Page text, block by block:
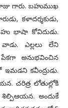
గారు. బహుముఖ
కళాదర్శకుడు,
భాషా కోవిదుడు.
ఎల్లలు లేని
పేకగా అనుభవించిన
కవీంద్రుడు.
చరిత్ర లోతుల్లోకి
శిల్పిఆయన. అందుకే